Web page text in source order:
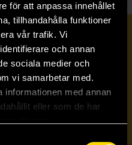
för att anpassa innehållet
tillhandahålla funktioner
vår trafik. Vi
och annan
sociala medier och
vi samarbetar med.
informationen med annan
eller som de har
nyhetsbrev
Skicka